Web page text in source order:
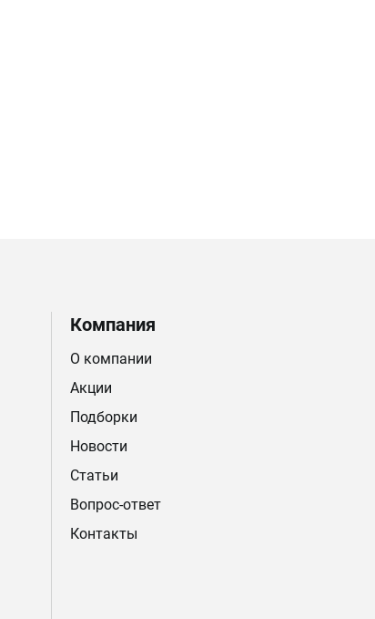
Компания
О компании
Акции
Подборки
Новости
Статьи
Вопрос-ответ
Контакты